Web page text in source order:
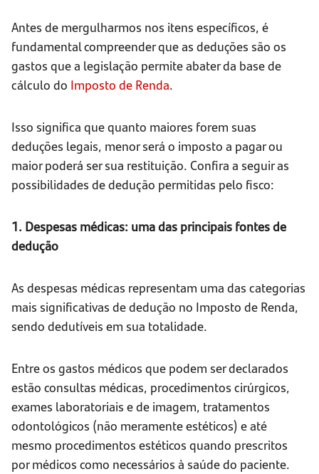
Antes de mergulharmos nos itens específicos, é
fundamental compreender que as deduções são os
gastos que a legislação permite abater da base de
cálculo do Imposto de Renda.
Isso significa que quanto maiores forem suas
deduções legais, menor será o imposto a pagar ou
maior poderá ser sua restituição. Confira a seguir as
possibilidades de dedução permitidas pelo fisco:
1. Despesas médicas: uma das principais fontes de
dedução
As despesas médicas representam uma das categorias
mais significativas de dedução no Imposto de Renda,
sendo dedutíveis em sua totalidade.
Entre os gastos médicos que podem ser declarados
estão consultas médicas, procedimentos cirúrgicos,
exames laboratoriais e de imagem, tratamentos
odontológicos (não meramente estéticos) e até
mesmo procedimentos estéticos quando prescritos
por médicos como necessários à saúde do paciente.